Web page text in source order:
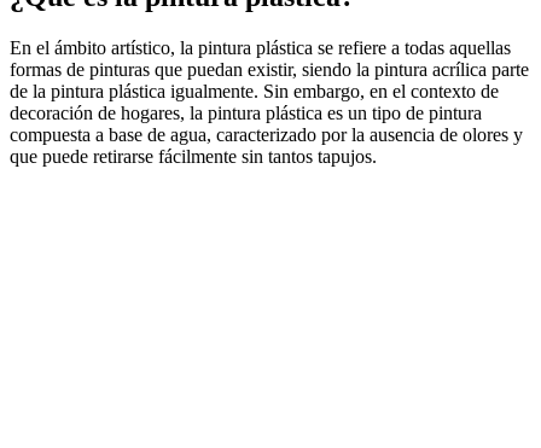
En el ámbito artístico, la pintura plástica se refiere a todas aquellas
formas de pinturas que puedan existir, siendo la pintura acrílica parte
de la pintura plástica igualmente. Sin embargo, en el contexto de
decoración de hogares, la pintura plástica es un tipo de pintura
compuesta a base de agua, caracterizado por la ausencia de olores y
que puede retirarse fácilmente sin tantos tapujos.